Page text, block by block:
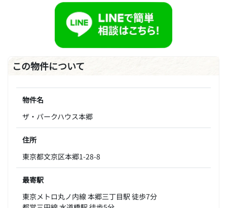
この物件について
物件名
ザ・パークハウス本郷
住所
東京都文京区本郷1-28-8
最寄駅
東京メトロ丸ノ内線 本郷三丁目駅 徒歩7分